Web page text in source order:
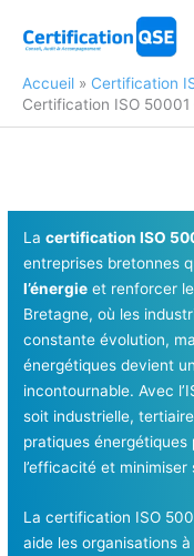
Accueil
Certification
Certification ISO 50001
Lacertification ISO
entreprises bretonnes
l’énergie et renforcer
Bretagne, où les
constante évolution,
énergétiques devient
incontournable. Avec
soit industrielle,
pratiques
l’efficacité et
La certification ISO
aide les organisations